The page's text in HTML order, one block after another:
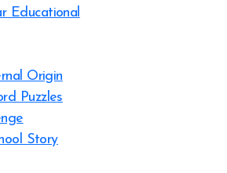
Educational
Origin
Puzzles
Story